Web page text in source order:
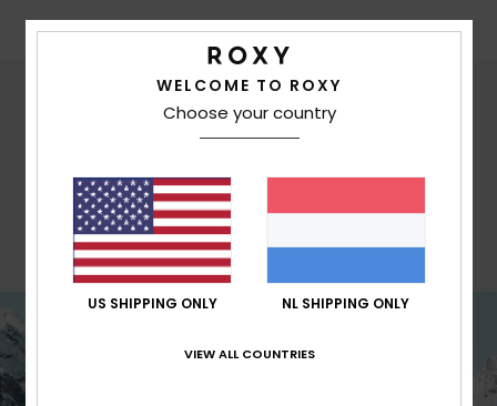
ROXY PASVORM
Klassieke vrouwelijke ski-pasvorm met
hoge taille voor optimaal draagcomfort.
WELCOME TO ROXY
Choose your country
US SHIPPING ONLY NL SHIPPING ONLY
VIEW ALL COUNTRIES